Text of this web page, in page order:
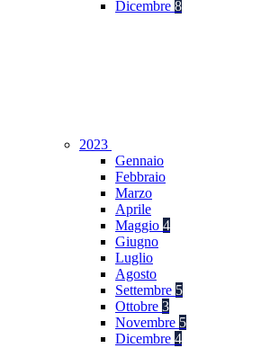
Dicembre 8
2023
Gennaio
Febbraio
Marzo
Aprile
Maggio 4
Giugno
Luglio
Agosto
Settembre 5
Ottobre 3
Novembre 5
Dicembre 4